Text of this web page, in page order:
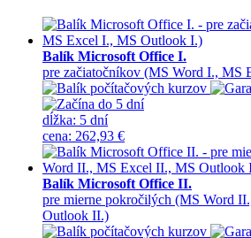
Balík Microsoft Office I.
pre začiatočníkov (MS Word I., MS
dĺžka: 5 dní
cena: 262,93 €
Balík Microsoft Office II.
pre mierne pokročilých (MS Word
Outlook II.)